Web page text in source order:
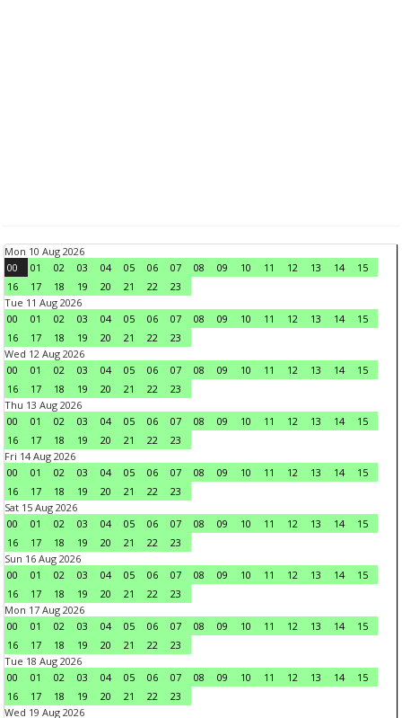
Mon 10 Aug 2026
00
01 02 03 04 05 06 07 08 09 10 11 12 13 14
15
16
17 18 19 20 21 22
23
Tue 11 Aug 2026
00
01 02 03 04 05 06 07 08 09 10 11 12 13 14
15
16
17 18 19 20 21 22
23
Wed 12 Aug 2026
00
01 02 03 04 05 06 07 08 09 10 11 12 13 14
15
16
17 18 19 20 21 22
23
Thu 13 Aug 2026
00
01 02 03 04 05 06 07 08 09 10 11 12 13 14
15
16
17 18 19 20 21 22
23
Fri 14 Aug 2026
00
01 02 03 04 05 06 07 08 09 10 11 12 13 14
15
16
17 18 19 20 21 22
23
Sat 15 Aug 2026
00
01 02 03 04 05 06 07 08 09 10 11 12 13 14
15
16
17 18 19 20 21 22
23
Sun 16 Aug 2026
00
01 02 03 04 05 06 07 08 09 10 11 12 13 14
15
16
17 18 19 20 21 22
23
Mon 17 Aug 2026
00
01 02 03 04 05 06 07 08 09 10 11 12 13 14
15
16
17 18 19 20 21 22
23
Tue 18 Aug 2026
00
01 02 03 04 05 06 07 08 09 10 11 12 13 14
15
16
17 18 19 20 21 22
23
Wed 19 Aug 2026